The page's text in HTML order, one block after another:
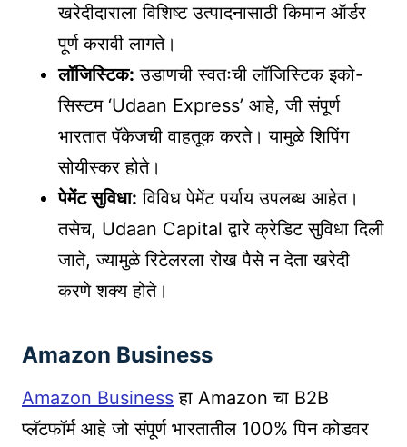
खरेदीदाराला विशिष्ट उत्पादनासाठी किमान ऑर्डर
पूर्ण करावी लागते।
लॉजिस्टिक: उडाणची स्वतःची लॉजिस्टिक इको-
सिस्टम ‘Udaan Express’ आहे, जी संपूर्ण
भारतात पॅकेजची वाहतूक करते। यामुळे शिपिंग
सोयीस्कर होते।
पेमेंट सुविधा: विविध पेमेंट पर्याय उपलब्ध आहेत।
तसेच, Udaan Capital द्वारे क्रेडिट सुविधा दिली
जाते, ज्यामुळे रिटेलरला रोख पैसे न देता खरेदी
करणे शक्य होते।
Amazon Business
Amazon Business हा Amazon चा B2B
प्लॅटफॉर्म आहे जो संपूर्ण भारतातील 100% पिन कोडवर